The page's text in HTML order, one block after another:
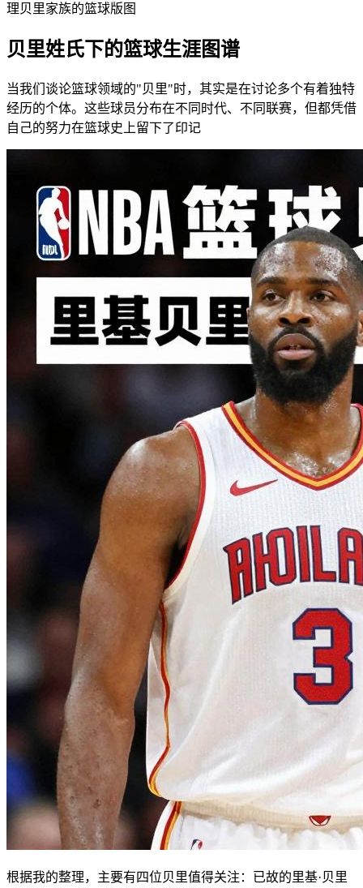
理贝里家族的篮球版图
贝里姓氏下的篮球生涯图谱
当我们谈论篮球领域的"贝里"时，其实是在讨论多个有着独特
经历的个体。这些球员分布在不同时代、不同联赛，但都凭借
自己的努力在篮球史上留下了印记
根据我的整理，主要有四位贝里值得关注：已故的里基·贝里